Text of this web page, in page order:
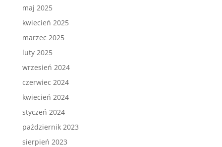
maj 2025
kwiecień 2025
marzec 2025
luty 2025
wrzesień 2024
czerwiec 2024
kwiecień 2024
styczeń 2024
październik 2023
sierpień 2023